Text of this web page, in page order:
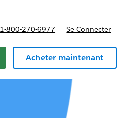
1-800-270-6977 Se Connecter
Acheter maintenant